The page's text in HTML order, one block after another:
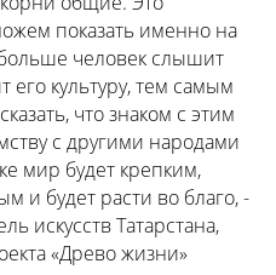
показать именно на
человек слышит
его культуру, тем самым
что знаком с этим
с другими народами
мир будет крепким,
и будет расти во благо, -
искусств Татарстана,
«Древо жизни»